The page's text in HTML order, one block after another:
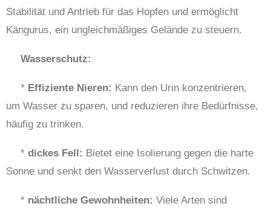
Stabilität und Antrieb für das Hopfen und ermöglicht
Kängurus, ein ungleichmäßiges Gelände zu steuern.
Wasserschutz:
* Effiziente Nieren: Kann den Urin konzentrieren,
um Wasser zu sparen, und reduzieren ihre Bedürfnisse,
häufig zu trinken.
* dickes Fell: Bietet eine Isolierung gegen die harte
Sonne und senkt den Wasserverlust durch Schwitzen.
* nächtliche Gewohnheiten: Viele Arten sind